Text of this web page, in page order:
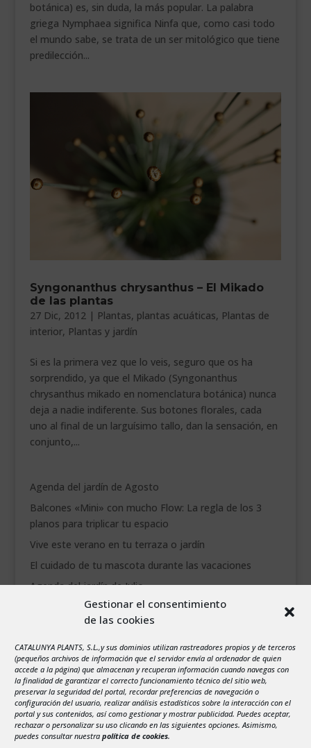
Gestionar el consentimiento
de las cookies
CATALUNYA PLANTS, S.L.,y sus dominios utilizan rastreadores propios y de terceros
(pequeños archivos de información que el servidor envía al ordenador de quien
accede a la página) que almacenan y recuperan información cuando navegas con
la finalidad de garantizar el correcto funcionamiento técnico del sitio web,
preservar la seguridad del portal, recordar preferencias de navegación o
configuración del usuario, realizar análisis estadísticos sobre la interacción con el
portal y sus contenidos, así como gestionar y mostrar publicidad. Puedes aceptar,
rechazar o personalizar su uso clicando en las siguientes opciones. Asimismo,
puedes consultar nuestra política de cookies.
botánica) es, sin duda, la más popular. La palabra
griega Nymphaea significa Ninfa que, como casi todo
el mundo sabe, se trata de un ser mitológico que tiene
predilección...
Syngonanthus chrysanthus – El Mikado
de las plantas
27 Dic, 2012| Plantas, plantas acuáticas, Plantas de
interior, Plantas y jardín
Si es la primera vez que lo veis, seguro que os ha
sorprendido, ya que el Mikado (Syngonanthus
chrysanthus mikado en nomenclatura botánica) nunca
deja a nadie indiferente. Sus botones florales, cada
uno al final de un larguísimo tallo, dan la sensación, en
conjunto,...
Agenda del jardín de Agosto
Balcones «Mini» con mucho Flow: La regla de los 3
planos para triplicar tu espacio
Vive este verano en tu terraza o jardín
El cuidado de tu mascota durante las vacaciones
Agenda del jardín de Julio
agosto 2026
1
2
3
4 5 6 7 8
9
10
11 12 13 14 15
16
17
18 19 20 21 22
23
24
25 26 27